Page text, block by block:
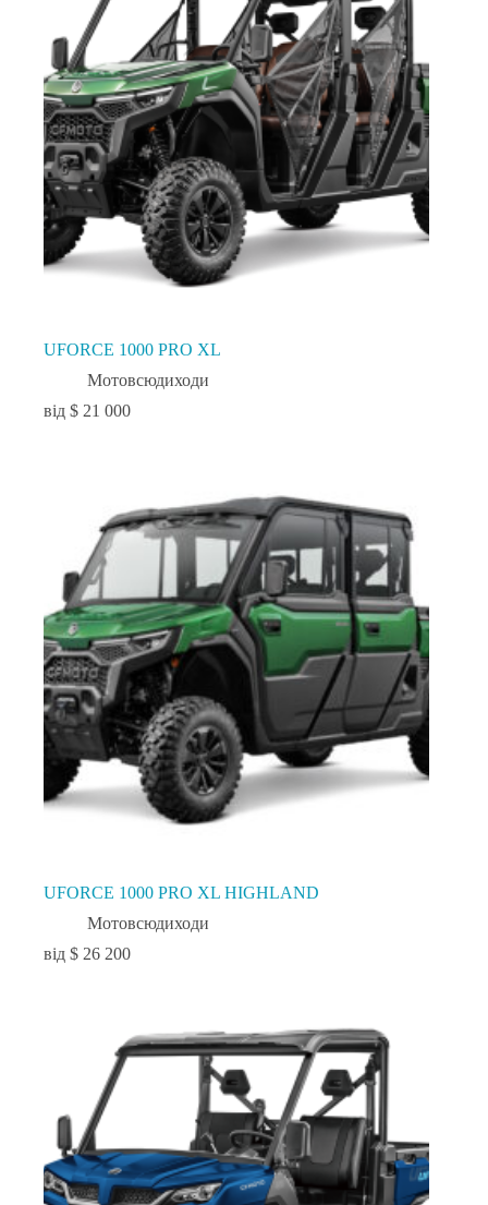
UFORCE 1000 PRO XL
Мотовсюдиходи
$ 21 000
UFORCE 1000 PRO XL HIGHLAND
Мотовсюдиходи
$ 26 200